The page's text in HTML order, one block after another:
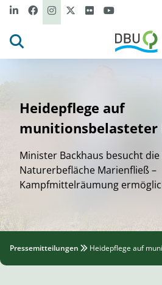
Heidepflege auf
munitionsbelasteter
Minister Backhaus besucht die
Naturerbefläche Marienfließ –
Kampfmittelräumung
Pressemitteilungen Heidepflege auf